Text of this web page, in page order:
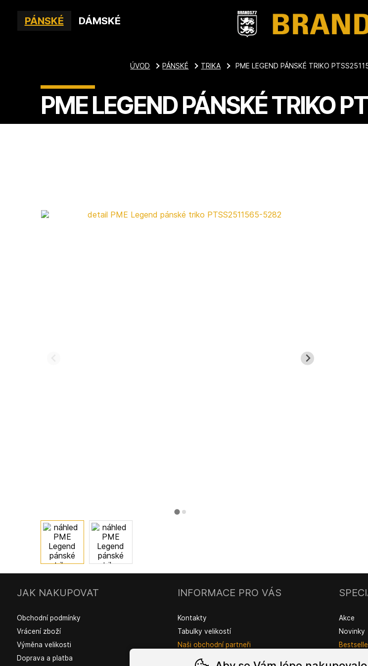
PME LEGEND PÁNSKÉ TRIKO
ÚVOD PÁNSKÉ TRIKA PME LEGEND PÁNSKÉ TRIKO
PÁNSKÉ DÁMSKÉ
JAK NAKUPOVAT
Obchodní podmínky
Vrácení zboží
Výměna velikosti
Doprava a platba
INFORMACE PRO VÁS
Kontakty
Tabulky velikostí
Naši obchodní partneři
Akce
Novinky